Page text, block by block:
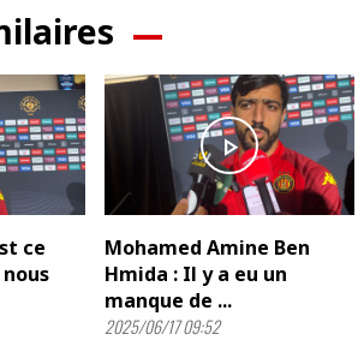
ce
play_arrow
Mohamed Amine Ben
Hmida : Il y a eu un
manque de ...
2025/06/17 09:52